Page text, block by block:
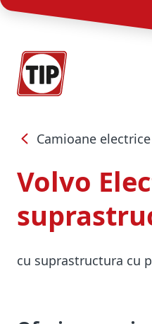
Camioane
Volvo
cu suprastructura cu